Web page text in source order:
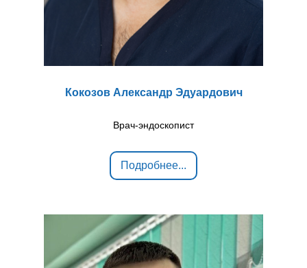
Кокозов Александр Эдуардович
Врач-эндоскопист
Подробнее...